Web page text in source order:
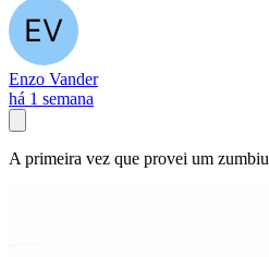
Enzo Vander
há 1 semana
A primeira vez que provei um zumbiu